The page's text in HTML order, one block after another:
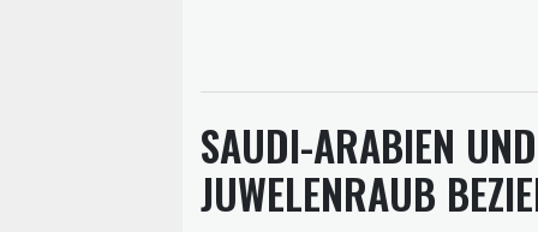
SAUDI-ARABIEN
JUWELENRAUB